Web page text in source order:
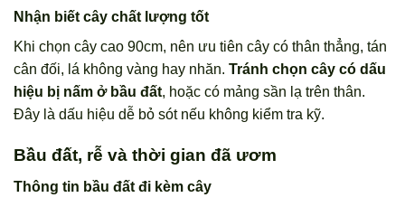
Nhận biết cây chất lượng tốt
Khi chọn cây cao 90cm, nên ưu tiên cây có thân thẳng, tán
cân đối, lá không vàng hay nhăn. Tránh chọn cây có dấu
hiệu bị nấm ở bầu đất, hoặc có mảng sần lạ trên thân.
Đây là dấu hiệu dễ bỏ sót nếu không kiểm tra kỹ.
Bầu đất, rễ và thời gian đã ươm
Thông tin bầu đất đi kèm cây